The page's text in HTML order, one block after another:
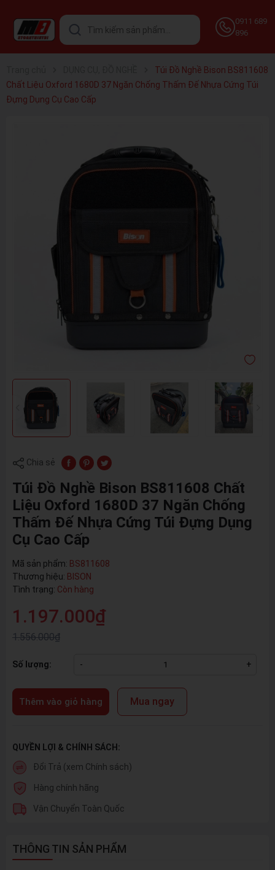
0911 689
896
Túi Đồ Nghề Bison BS811608
Chất Liệu Oxford 1680D 37 Ngăn Chống Thấm Đế Nhựa Cứng Túi
Đựng Dụng Cụ Cao Cấp
Chia sẻ
Túi Đồ Nghề Bison BS811608 Chất
Liệu Oxford 1680D 37 Ngăn Chống
Thấm Đế Nhựa Cứng Túi Đựng Dụng
Cụ Cao Cấp
Mã sản phẩm: BS811608
Thương hiệu: BISON
Tình trạng: Còn hàng
1.197.000₫
1.556.000₫
Số lượng: - +
Thêm vào giỏ hàng Mua ngay
QUYỀN LỢI & CHÍNH SÁCH:
Đổi Trả (xem Chính sách)
Hàng chính hãng
Vận Chuyển Toàn Quốc
THÔNG TIN SẢN PHẨM